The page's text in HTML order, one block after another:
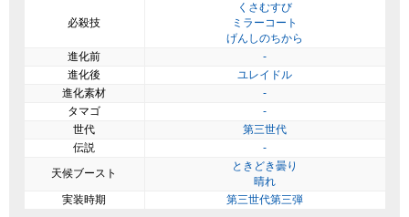
必殺技
くさむすび
ミラーコート
げんしのちから
進化前
-
進化後
ユレイドル
進化素材
-
タマゴ
-
世代
第三世代
伝説
-
天候ブースト
ときどき曇り
晴れ
実装時期
第三世代第三弾